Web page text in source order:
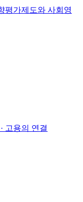
평가제도와 사회영
고용의 연결